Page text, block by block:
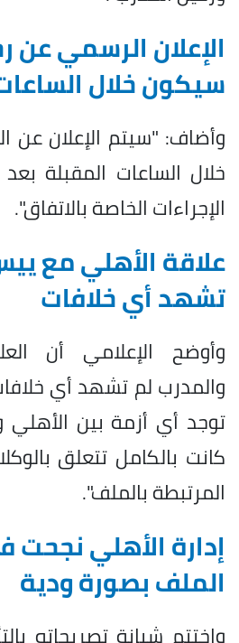
الإعلان الرسمي عن
سيكون خلال
وأضاف: "سيتم الإعلان
خلال الساعات المقبلة
الإجراءات الخاصة بالاتفاق".
علاقة الأهلي مع
تشهد أي خلافات
وأوضح الإعلامي أن
والمدرب لم تشهد أي
توجد أي أزمة بين الأهلي
كانت بالكامل تتعلق
المرتبطة بالملف".
إدارة الأهلي نجحت
الملف بصورة ودية